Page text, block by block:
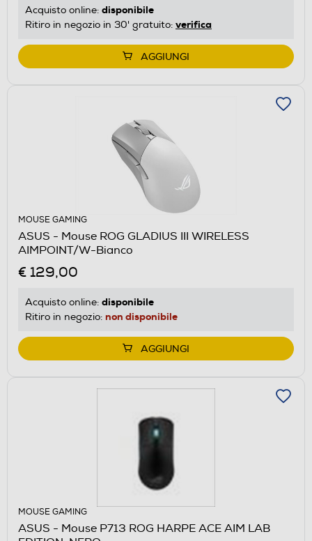
Acquisto online: disponibile
Ritiro in negozio in 30' gratuito: verifica
AGGIUNGI
MOUSE GAMING
ASUS - Mouse ROG GLADIUS III WIRELESS
AIMPOINT/W-Bianco
€ 129,00
Acquisto online: disponibile
Ritiro in negozio: non disponibile
AGGIUNGI
MOUSE GAMING
ASUS - Mouse P713 ROG HARPE ACE AIM LAB